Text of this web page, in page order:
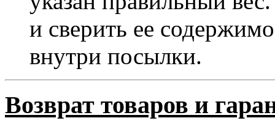
и сверить ее
внутри посылки.
Возврат товаров и